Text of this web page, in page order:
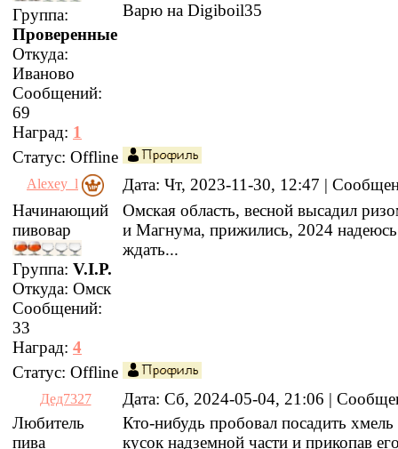
Группа:
Проверенные
Откуда:
Иваново
Сообщений:
69
Наград: 1
Варю на Digiboil35
Статус: Offline
Alexey_l
Дата: Чт, 2023-11-30, 12:47 |
Начинающий
пивовар
Группа: V.I.P.
Откуда: Омск
Сообщений:
33
Наград: 4
Омская область, весной высадил
и Магнума, прижились, 2024
ждать...
Статус: Offline
Дед7327
Дата: Сб, 2024-05-04, 21:06 |
Любитель
пива
Кто-нибудь пробовал посадить хмель
кусок надземной части и прикопав